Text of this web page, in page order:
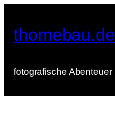
springen
thomebau.de
fotografische Abenteuer